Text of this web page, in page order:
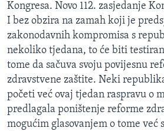
Kongresa. Novo 112. zasjedanje
I bez obzira na zamah koji je
zakonodavnih kompromisa s
nekoliko tjedana, to će biti
tome da sačuva svoju povijesnu
zdravstvene zaštite. Neki
početi već ovaj tjedan raspravu o
predlagala poništenje reforme
mogućim glasovanjem o tome već